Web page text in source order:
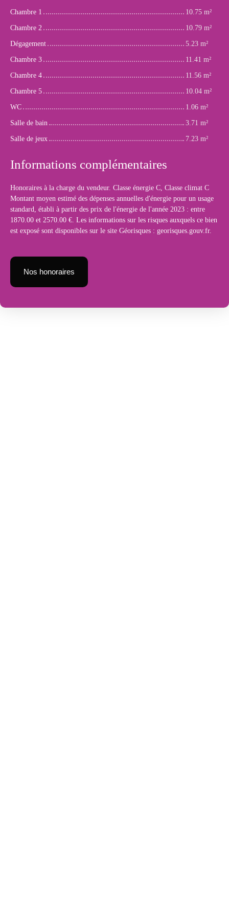
Chambre 1
10.75 m²
Chambre 2
10.79 m²
Dégagement
5.23 m²
Chambre 3
11.41 m²
Chambre 4
11.56 m²
Chambre 5
10.04 m²
WC
1.06 m²
Salle de bain
3.71 m²
Salle de jeux
7.23 m²
Informations complémentaires
Honoraires à la charge du vendeur. Classe énergie C, Classe climat C
Montant moyen estimé des dépenses annuelles d'énergie pour un usage
standard, établi à partir des prix de l'énergie de l'année 2023 : entre
1870.00 et 2570.00 €. Les informations sur les risques auxquels ce bien
est exposé sont disponibles sur le site Géorisques : georisques.gouv.fr.
Nos honoraires